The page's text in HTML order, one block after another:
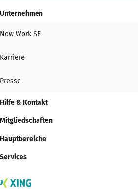
Unternehmen
New Work SE
Karriere
Presse
Hilfe & Kontakt
Mitgliedschaften
Hauptbereiche
Services